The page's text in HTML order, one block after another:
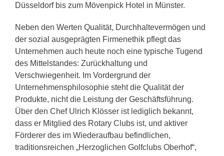
Düsseldorf bis zum Mövenpick Hotel in Münster.
Neben den Werten Qualität, Durchhaltevermögen und
der sozial ausgeprägten Firmenethik pflegt das
Unternehmen auch heute noch eine typische Tugend
des Mittelstandes: Zurückhaltung und
Verschwiegenheit. Im Vordergrund der
Unternehmensphilosophie steht die Qualität der
Produkte, nicht die Leistung der Geschäftsführung.
Über den Chef Ulrich Klösser ist lediglich bekannt,
dass er Mitglied des Rotary Clubs ist, und aktiver
Förderer des im Wiederaufbau befindlichen,
traditionsreichen „Herzoglichen Golfclubs Oberhof“,